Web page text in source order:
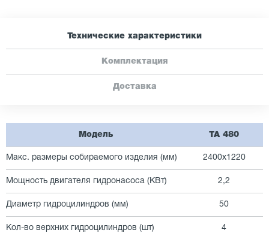
Технические характеристики
Комплектация
Доставка
Модель TA 480
Макс. размеры собираемого изделия (мм) 2400х1220
Мощность двигателя гидронасоса (КВт) 2,2
Диаметр гидроцилиндров (мм) 50
Кол-во верхних гидроцилиндров (шт) 4